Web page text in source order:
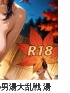
大乱戦 湯